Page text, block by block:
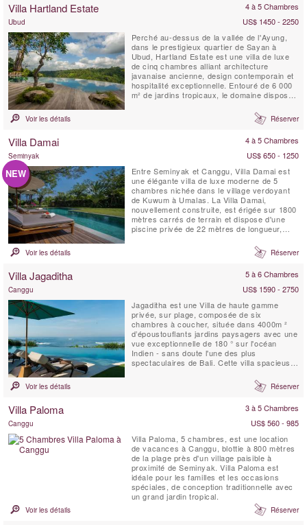
Villa Hartland Estate 4 à 5 Chambres
Ubud
US$ 1450 - 2250
Perché au-dessus de la vallée de l'Ayung,
dans le prestigieux quartier de Sayan à
Ubud, Hartland Estate est une villa de luxe
de cinq chambres alliant architecture
javanaise ancienne, design contemporain et
hospitalité exceptionnelle. Entouré de 6 000
m² de jardins tropicaux, le domaine dispose
d'eau salée de 26 mètres alimentée par une
source naturelle, de vues panoramiques sur
Voir les détails Réserver
Villa Damai 4 à 5 Chambres
Seminyak US$ 650 - 1250
NEW
Entre Seminyak et Canggu, Villa Damai est
une élégante villa de luxe moderne de 5
chambres nichée dans le village verdoyant
de Kuwum à Umalas. La Villa Damai,
nouvellement construite, est érigée sur 1800
mètres carrés de terrain et dispose d'une
piscine privée de 22 mètres de longueur,
surplombant des champs de riz naturels.
Voir les détails Réserver
Villa Jagaditha 5 à 6 Chambres
Canggu
US$ 1590 - 2750
Jagaditha est une Villa de haute gamme
privée, sur plage, composée de six
chambres à coucher, située dans 4000m ²
d’époustouflants jardins paysagers avec une
vue exceptionnelle de 180 ° sur l'océan
Indien - sans doute l'une des plus
spectaculaires de Bali. Cette villa spacieuse,
pour les réunions de famille et les
rencontres. Que vous soyez 2 ou 12, notre
s'occupera de tous vos besoins.
Voir les détails Réserver
Villa Paloma 3 à 5 Chambres
Canggu
US$ 560 - 985
Villa Paloma, 5 chambres, est une location
de vacances à Canggu, blottie à 800 mètres
de la plage près d'un village paisible à
proximité de Seminyak. Villa Paloma est
idéale pour les familles et les occasions
spéciales, de conception traditionnelle avec
un grand jardin tropical.
Voir les détails Réserver